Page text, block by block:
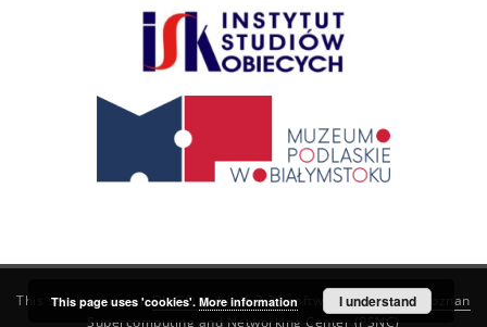
This service runs onDInGO dLibra 6.3.21software created by
Poznan
Supercomputing and Networking Center (PSNC)
This page uses 'cookies'. More information I understand